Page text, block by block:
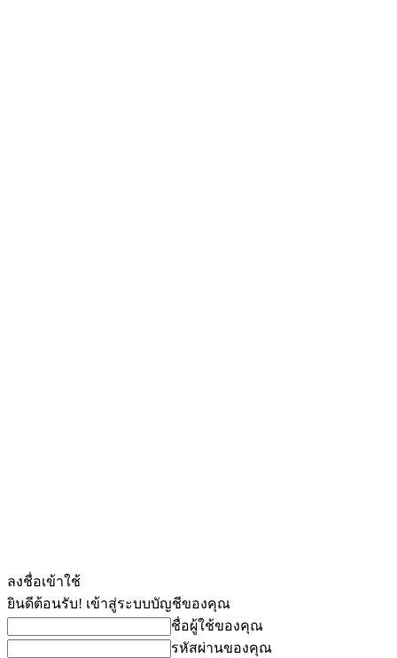
ลงชื่อเข้าใช้
ยินดีต้อนรับ! เข้าสู่ระบบบัญชีของคุณ
ชื่อผู้ใช้ของคุณ
รหัสผ่านของคุณ